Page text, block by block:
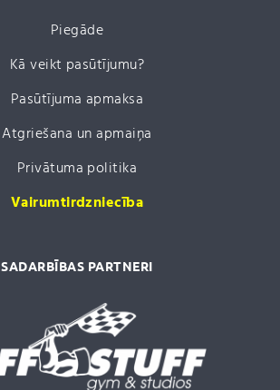
Piegāde
Kā veikt pasūtījumu?
Pasūtījuma apmaksa
Atgriešana un apmaiņa
Privātuma politika
Vairumtirdzniecība
SADARBĪBAS PARTNERI